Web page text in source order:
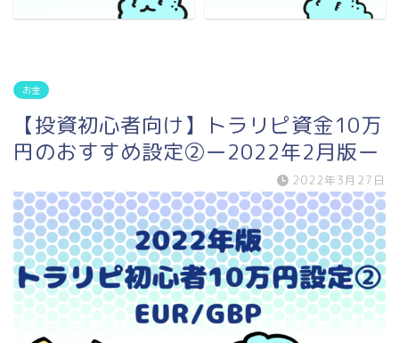
お金
【投資初心者向け】トラリピ資金10万
円のおすすめ設定②ー2022年2月版ー
2022年3月27日